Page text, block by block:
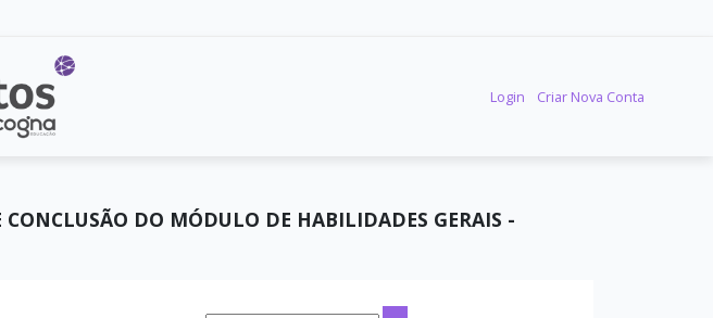
Login Criar Nova Conta
DO MÓDULO DE HABILIDADES GERAIS -